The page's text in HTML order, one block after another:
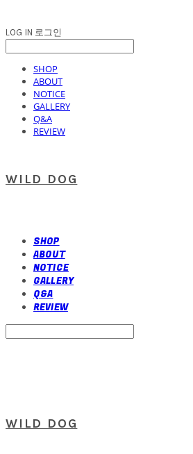
LOG IN 로그인
SHOP
ABOUT
NOTICE
GALLERY
Q&A
REVIEW
WILD DOG
SHOP
ABOUT
NOTICE
GALLERY
Q&A
REVIEW
WILD DOG